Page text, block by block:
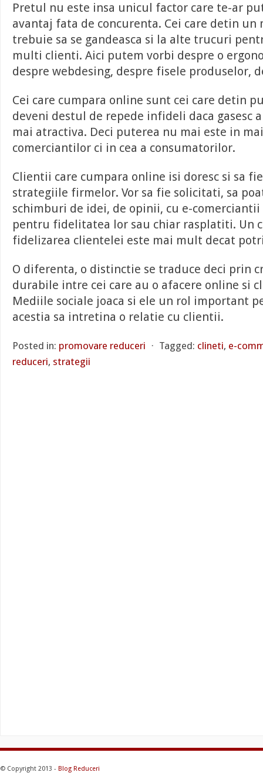
Pretul nu este insa unicul factor care te-ar
avantaj fata de concurenta. Cei care detin un
trebuie sa se gandeasca si la alte trucuri
multi clienti. Aici putem vorbi despre o
despre webdesing, despre fisele produselor,
Cei care cumpara online sunt cei care detin
deveni destul de repede infideli daca gasesc
mai atractiva. Deci puterea nu mai este in
comerciantilor ci in cea a consumatorilor.
Clientii care cumpara online isi doresc si sa
strategiile firmelor. Vor sa fie solicitati, sa
schimburi de idei, de opinii, cu e-
pentru fidelitatea lor sau chiar rasplatiti. Un
fidelizarea clientelei este mai mult decat
O diferenta, o distinctie se traduce deci prin
durabile intre cei care au o afacere online si
Mediile sociale joaca si ele un rol important
acestia sa intretina o relatie cu clientii.
Posted in: promovare reduceri ⋅ Tagged: clineti, e-
reduceri, strategii
© Copyright 2013 - Blog Reduceri